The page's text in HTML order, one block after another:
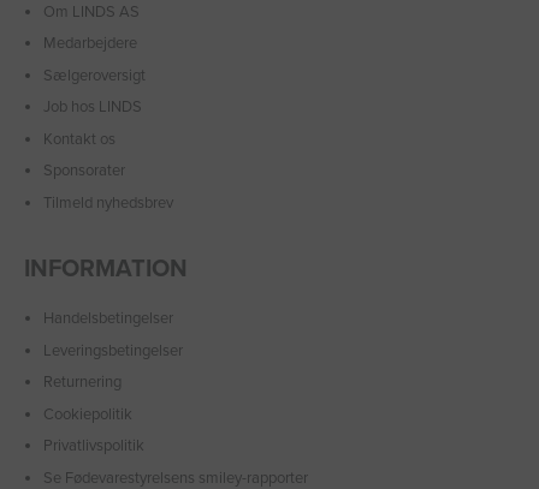
Om LINDS AS
Medarbejdere
Sælgeroversigt
Job hos LINDS
Kontakt os
Sponsorater
Tilmeld nyhedsbrev
INFORMATION
Handelsbetingelser
Leveringsbetingelser
Returnering
Cookiepolitik
Privatlivspolitik
Se Fødevarestyrelsens smiley-rapporter